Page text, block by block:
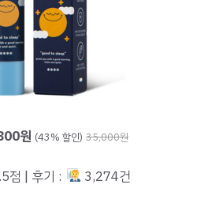
원 (43% 할인) 35,000원
점 | 후기 : 3,274건